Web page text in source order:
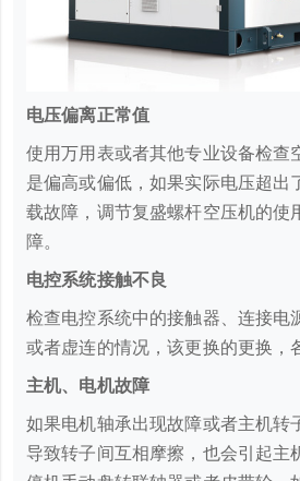
电压偏离正常值
使用万用表或者其他专业设备检查
是偏高或偏低，如果实际电压超出
载故障，调节复盛螺杆空压机的使
障。
电控系统接触不良
检查电控系统中的接触器、连接电
或者虚连的情况，该更换的更换，
主机、电机故障
如果电机轴承出现故障或者主机转
导致转子间互相摩擦，也会引起主